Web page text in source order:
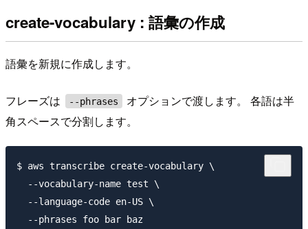
create-vocabulary : 語彙の作成
語彙を新規に作成します。
フレーズは --phrases
オプションで渡します。 各語は半
角スペースで分割します。
$ aws transcribe create-vocabulary \
  --vocabulary-name test \
  --language-code en-US \
  --phrases foo bar baz